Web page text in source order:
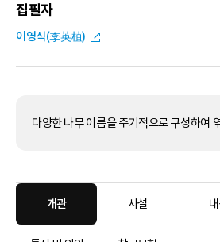
집필자
이영식(李英植)
다양한 나무 이름을 주기적으로 구성하여
개관 사설